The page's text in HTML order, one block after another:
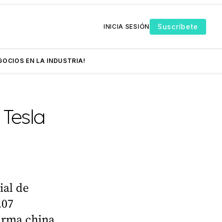
INICIA SESIÓN Suscríbete
EN LA INDUSTRIA!
de